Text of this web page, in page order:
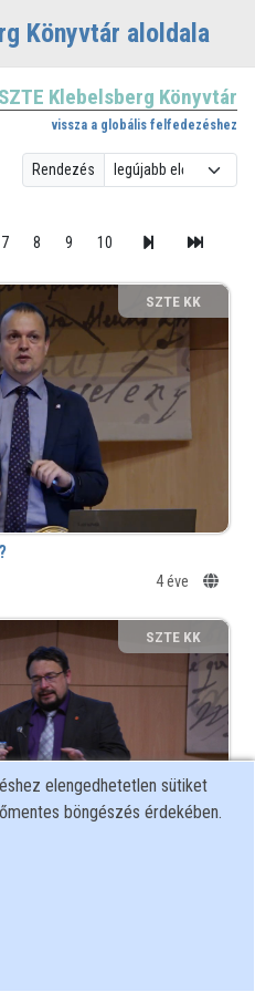
Könyvtár aloldala
SZTE Klebelsberg Könyvtár
vissza a globális felfedezéshez
Rendezés
7 8 9 10
SZTE KK
4 éve
SZTE KK
elengedhetetlen sütiket
böngészés érdekében.